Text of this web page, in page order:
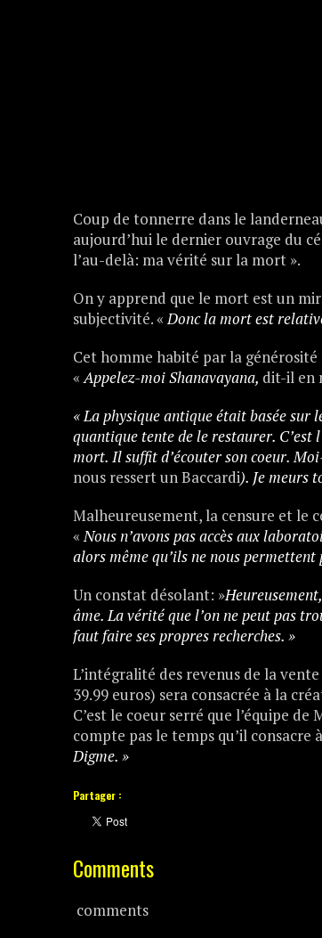
Coup de tonnerre dans le
aujourd’hui le dernier ouvrage du
l’au-delà: ma vérité sur la mort ».
On y apprend que le mort est un
subjectivité. «Donc la mort est
Cet homme habité par la
«Appelez-moi Shanavayana, dit-il en
« La physique antique était basée sur
quantique tente de le restaurer. C’est
mort. Il suffit d’écouter son coeur.
nous ressert un Baccardi). Je meurs
Malheureusement, la censure et le
«Nous n’avons pas accès aux
alors même qu’ils ne nous
Un constat désolant: »
âme. La vérité que l’on ne peut pas
faut faire ses propres recherches. »
L’intégralité des revenus de la
39.99 euros) sera consacrée à la
C’est le coeur serré que l’équipe
compte pas le temps qu’il consacre
Digme. »
Partager :
Comments
comments